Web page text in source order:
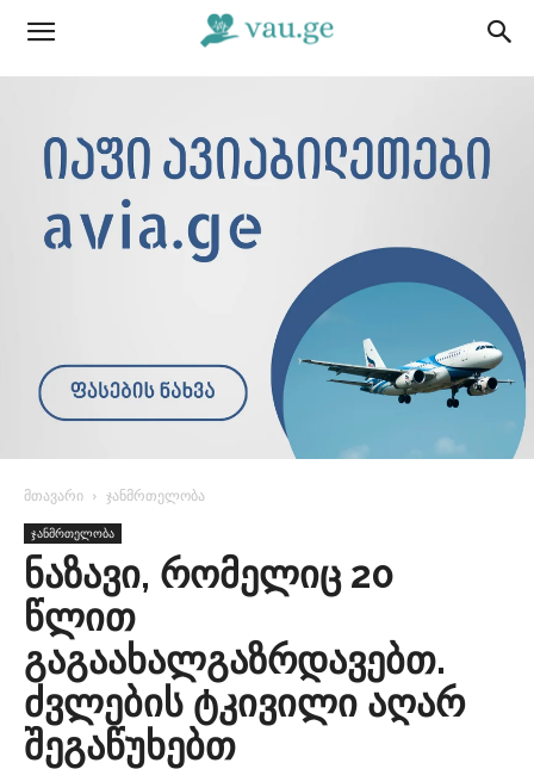
მთავარი ჯანმრთელობა
ჯანმრთელობა
ნაზავი, რომელიც 20
წლით
გაგაახალგაზრდავებთ.
ძვლების ტკივილი აღარ
შეგაწუხებთ